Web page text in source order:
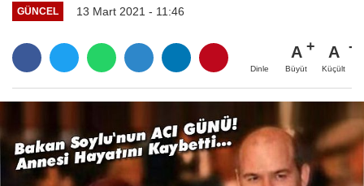
GÜNCEL 13 Mart 2021 - 11:46
Dinle
A
Büyüt
A
Küçült